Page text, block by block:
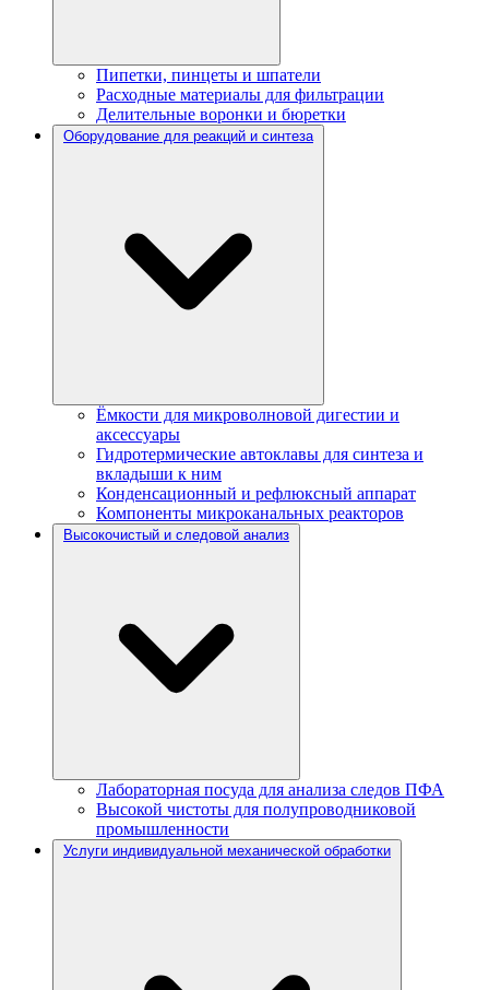
Пипетки, пинцеты и шпатели
Расходные материалы для фильтрации
Делительные воронки и бюретки
Оборудование для реакций и синтеза
Ёмкости для микроволновой дигестии и
аксессуары
Гидротермические автоклавы для синтеза и
вкладыши к ним
Конденсационный и рефлюксный аппарат
Компоненты микроканальных реакторов
Высокочистый и следовой анализ
Лабораторная посуда для анализа следов ПФА
Высокой чистоты для полупроводниковой
промышленности
Услуги индивидуальной механической обработки